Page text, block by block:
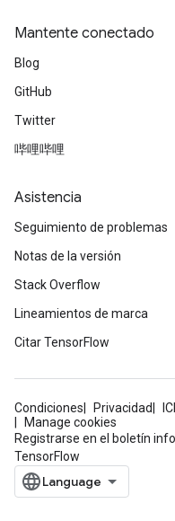
Mantente conectado
Blog
GitHub
Twitter
哔哩哔哩
Asistencia
Seguimiento de problemas
Notas de la versión
Stack Overflow
Lineamientos de marca
Citar TensorFlow
Condiciones Privacidad
Manage cookies
Registrarse en el boletín
TensorFlow